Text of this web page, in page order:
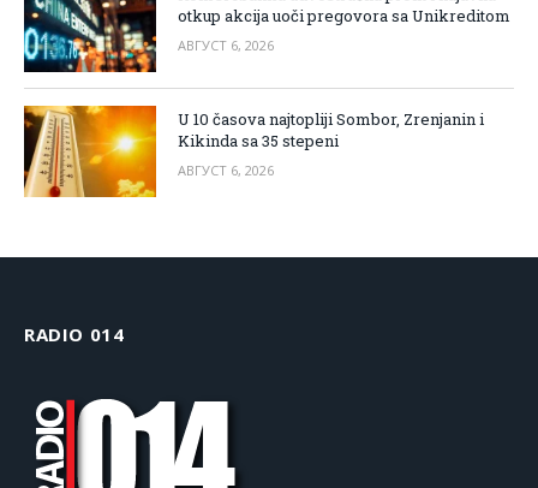
otkup akcija uoči pregovora sa Unikreditom
АВГУСТ 6, 2026
U 10 časova najtopliji Sombor, Zrenjanin i
Kikinda sa 35 stepeni
АВГУСТ 6, 2026
RADIO 014